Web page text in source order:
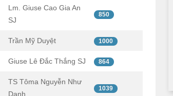
Lm. Giuse Cao Gia An
SJ
850
Trần Mỹ Duyệt 1000
Giuse Lê Đắc Thắng SJ 864
TS Tôma Nguyễn Như
Danh
1039